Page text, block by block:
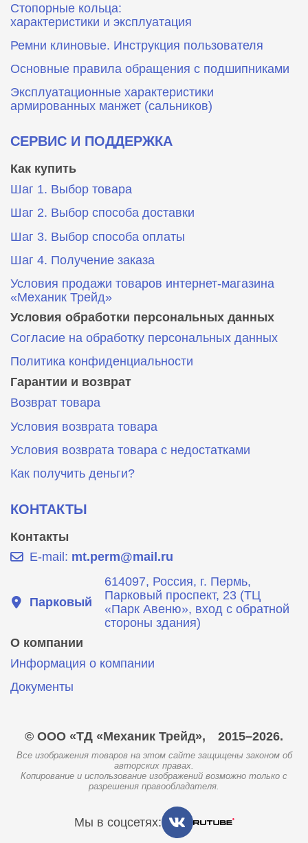
Стопорные кольца:
характеристики и эксплуатация
Ремни клиновые. Инструкция пользователя
Основные правила обращения с подшипниками
Эксплуатационные характеристики
армированных манжет (сальников)
СЕРВИС И ПОДДЕРЖКА
Как купить
Шаг 1. Выбор товара
Шаг 2. Выбор способа доставки
Шаг 3. Выбор способа оплаты
Шаг 4. Получение заказа
Условия продажи товаров интернет-магазина
«Механик Трейд»
Условия обработки персональных данных
Согласие на обработку персональных данных
Политика конфиденциальности
Гарантии и возврат
Возврат товара
Условия возврата товара
Условия возврата товара с недостатками
Как получить деньги?
КОНТАКТЫ
Контакты
E-mail: mt.perm@mail.ru
Парковый
614097, Россия, г. Пермь,
Парковый проспект, 23 (ТЦ
«Парк Авеню», вход с обратной
стороны здания)
О компании
Информация о компании
Документы
© ООО «ТД «Механик Трейд», 2015–2026.
Все изображения товаров на этом сайте защищены законом об
авторских правах.
Копирование и использование изображений возможно только с
разрешения правообладателя.
Мы в соцсетях: